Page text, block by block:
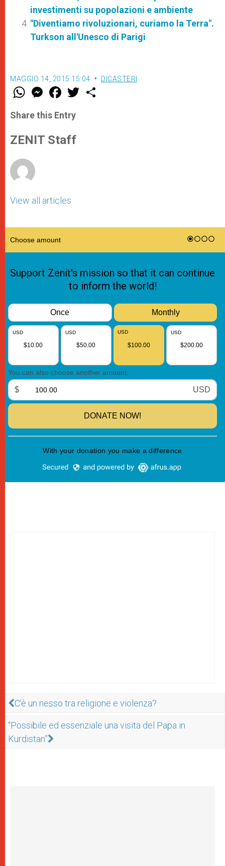
investimenti su popolazioni e ambiente
"Diventiamo rivoluzionari, curiamo la Terra".
Turkson all'Unesco di Parigi
MAGGIO 14, 2015 15:04 DICASTERI
W
t
s
p
p
M
e
s
e
g
e
F
a
e
b
o
k
w
Share this Entry
ZENIT Staff
View all articles
C’è un nesso tra religione e violenza?
“Possibile ed essenziale una visita del Papa in
Kurdistan”